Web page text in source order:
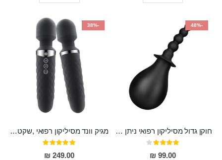
-48%
חוקן גדול מסיליקון רפואי ניתן לשימוש גם כפלאג וגם כחרוזים אנאלים
דירוג:
80%
99.00 ₪
-38%
מגיק וונד מסיליקון רפואי ,שקט במיוחד, נטען בעל 10 מהירויות שונות "Erna"
דירוג:
100%
249.00 ₪